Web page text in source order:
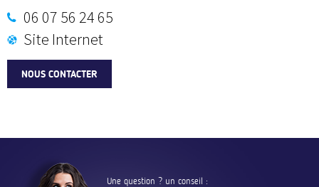
06 07 56 24 65
Site Internet
NOUS CONTACTER
Une question ? un conseil :